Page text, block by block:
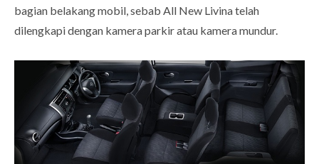
bagian belakang mobil, sebab All New Livina telah
dilengkapi dengan kamera parkir atau kamera mundur.